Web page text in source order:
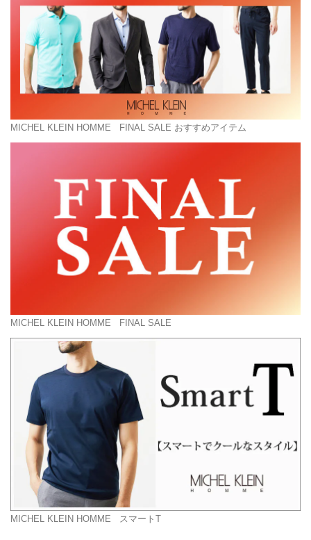
MICHEL KLEIN HOMME FINAL SALE おすすめアイテム
MICHEL KLEIN HOMME FINAL SALE
MICHEL KLEIN HOMME スマートT